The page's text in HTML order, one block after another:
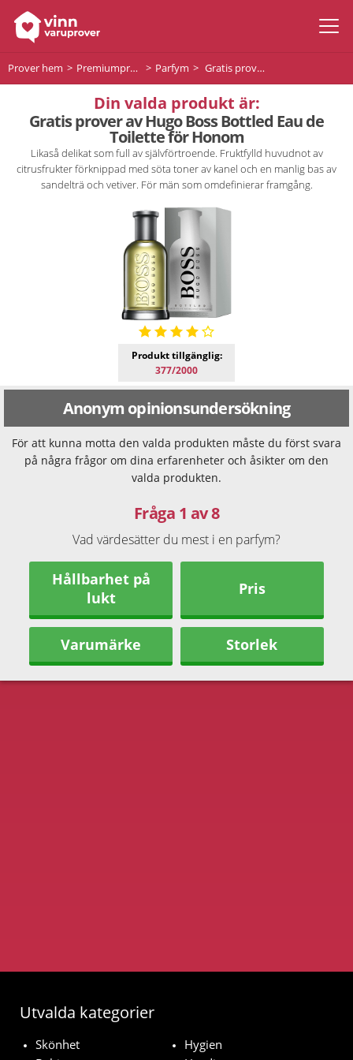
Prover hem Premiumprodukter Parfym Gratis prover av Hugo Boss Bottled Eau de Toilette för Honom
Din valda produkt är:
Gratis prover av Hugo Boss Bottled Eau de
Toilette för Honom
Likaså delikat som full av självförtroende. Fruktfylld huvudnot av
citrusfrukter förknippad med söta toner av kanel och en manlig bas av
sandelträ och vetiver. För män som omdefinierar framgång.
Produkt tillgänglig:
377/2000
Anonym opinionsundersökning
För att kunna motta den valda produkten måste du först svara
på några frågor om dina erfarenheter och åsikter om den
valda produkten.
Fråga 1 av 8
Vad värdesätter du mest i en parfym?
Hållbarhet på
lukt
Pris
Varumärke Storlek
Utvalda kategorier
Skönhet
Hygien